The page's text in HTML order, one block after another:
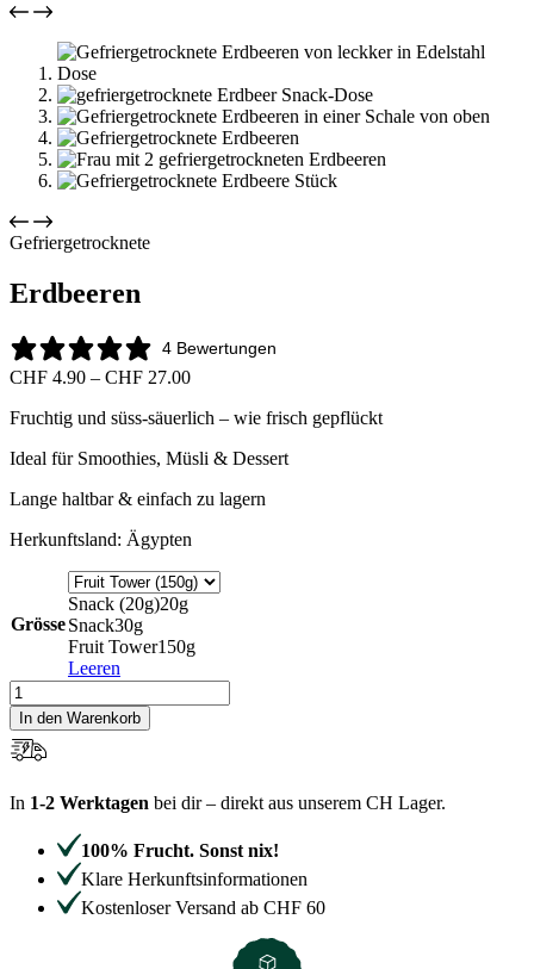
Gefriergetrocknete
Erdbeeren
4 Bewertungen
CHF 4.90 – CHF 27.00Preisspanne:
4.90
CHF
Fruchtig und süss-säuerlich – wie frisch gepflückt
Ideal für Smoothies, Müsli & Dessert
Lange haltbar & einfach zu lagern
Herkunftsland: Ägypten
Grösse
Snack (20g)20g
Snack30g
Fruit Tower150g
Leeren
Erdbeeren
Menge
In den Warenkorb
In 1-2 Werktagen bei dir – direkt aus unserem CH Lager.
100% Frucht. Sonst nix!
Klare Herkunftsinformationen
Kostenloser Versand ab CHF 60